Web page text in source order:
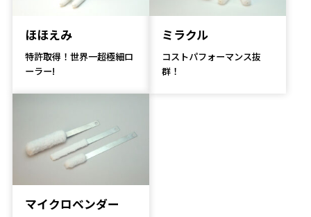
ほほえみ
特許取得！世界一超極細ロ
ーラー!
ミラクル
コストパフォーマンス抜
群！
マイクロベンダー